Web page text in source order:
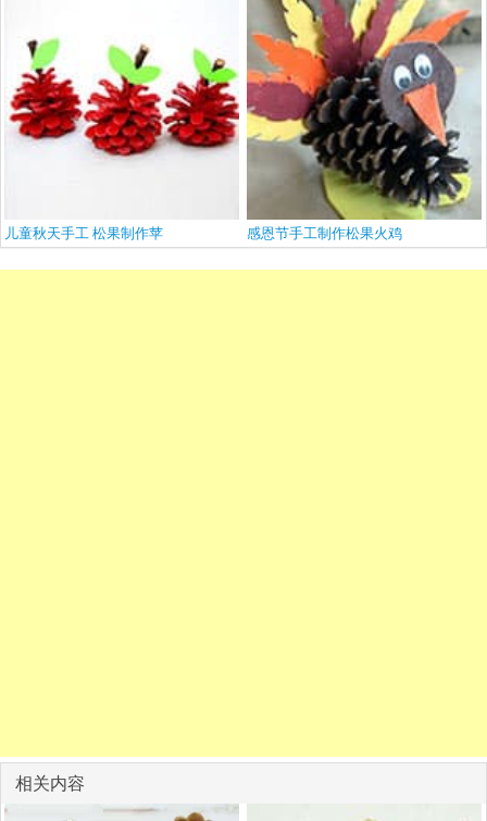
儿童秋天手工 松果制作苹 感恩节手工制作松果火鸡
相关内容